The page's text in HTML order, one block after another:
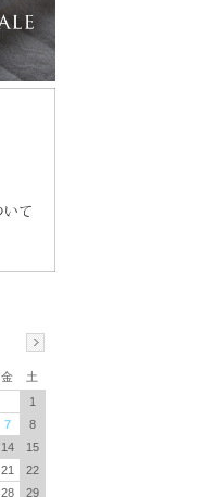
金
土
1
7
8
14
15
21
22
28
29